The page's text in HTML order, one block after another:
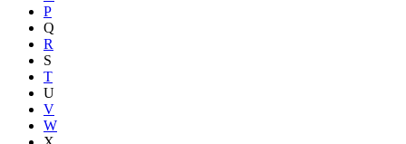
P
Q
R
S
T
U
V
W